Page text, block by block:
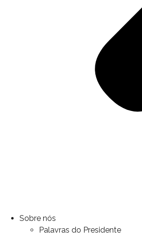
Sobre nós
Palavras do Presidente